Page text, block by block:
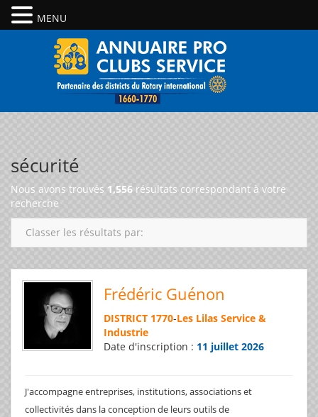
sécurité
Nous avons trouvés 1,556 résultats correspondant à votre
recherche
Classer les résultats par:
Frédéric Guénon
DISTRICT 1770-Les Lilas Service &
Industrie
Date d'inscription : 11 juillet 2026
J'accompagne entreprises, institutions, associations et
collectivités dans la conception de leurs outils de
MENU